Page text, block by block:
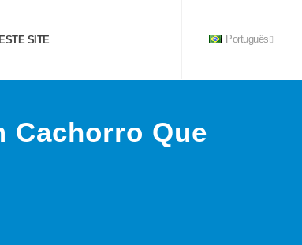
SITE Português
Cachorro Que